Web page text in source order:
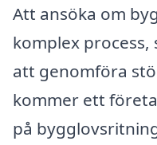
Att ansöka om
komplex
att genomföra
kommer ett
på